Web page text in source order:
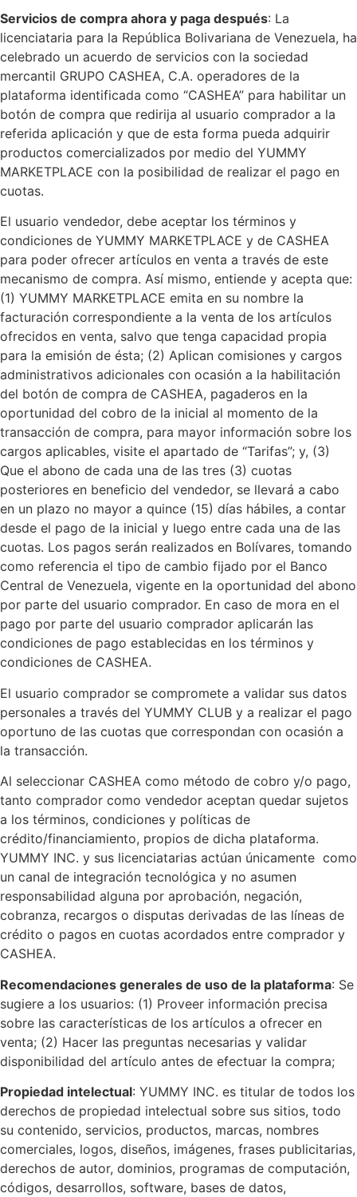
Servicios de compra ahora y paga después: La
licenciataria para la República Bolivariana de Venezuela, ha
celebrado un acuerdo de servicios con la sociedad
mercantil GRUPO CASHEA, C.A. operadores de la
plataforma identificada como “CASHEA” para habilitar un
botón de compra que redirija al usuario comprador a la
referida aplicación y que de esta forma pueda adquirir
productos comercializados por medio del YUMMY
MARKETPLACE con la posibilidad de realizar el pago en
cuotas.
El usuario vendedor, debe aceptar los términos y
condiciones de YUMMY MARKETPLACE y de CASHEA
para poder ofrecer artículos en venta a través de este
mecanismo de compra. Así mismo, entiende y acepta que:
(1) YUMMY MARKETPLACE emita en su nombre la
facturación correspondiente a la venta de los artículos
ofrecidos en venta, salvo que tenga capacidad propia
para la emisión de ésta; (2) Aplican comisiones y cargos
administrativos adicionales con ocasión a la habilitación
del botón de compra de CASHEA, pagaderos en la
oportunidad del cobro de la inicial al momento de la
transacción de compra, para mayor información sobre los
cargos aplicables, visite el apartado de “Tarifas”; y, (3)
Que el abono de cada una de las tres (3) cuotas
posteriores en beneficio del vendedor, se llevará a cabo
en un plazo no mayor a quince (15) días hábiles, a contar
desde el pago de la inicial y luego entre cada una de las
cuotas. Los pagos serán realizados en Bolívares, tomando
como referencia el tipo de cambio fijado por el Banco
Central de Venezuela, vigente en la oportunidad del abono
por parte del usuario comprador. En caso de mora en el
pago por parte del usuario comprador aplicarán las
condiciones de pago establecidas en los términos y
condiciones de CASHEA.
El usuario comprador se compromete a validar sus datos
personales a través del YUMMY CLUB y a realizar el pago
oportuno de las cuotas que correspondan con ocasión a
la transacción.
Al seleccionar CASHEA como método de cobro y/o pago,
tanto comprador como vendedor aceptan quedar sujetos
a los términos, condiciones y políticas de
crédito/financiamiento, propios de dicha plataforma.
YUMMY INC. y sus licenciatarias actúan únicamente como
un canal de integración tecnológica y no asumen
responsabilidad alguna por aprobación, negación,
cobranza, recargos o disputas derivadas de las líneas de
crédito o pagos en cuotas acordados entre comprador y
CASHEA.
Recomendaciones generales de uso de la plataforma: Se
sugiere a los usuarios: (1) Proveer información precisa
sobre las características de los artículos a ofrecer en
venta; (2) Hacer las preguntas necesarias y validar
disponibilidad del artículo antes de efectuar la compra;
Propiedad intelectual: YUMMY INC. es titular de todos los
derechos de propiedad intelectual sobre sus sitios, todo
su contenido, servicios, productos, marcas, nombres
comerciales, logos, diseños, imágenes, frases publicitarias,
derechos de autor, dominios, programas de computación,
códigos, desarrollos, software, bases de datos,